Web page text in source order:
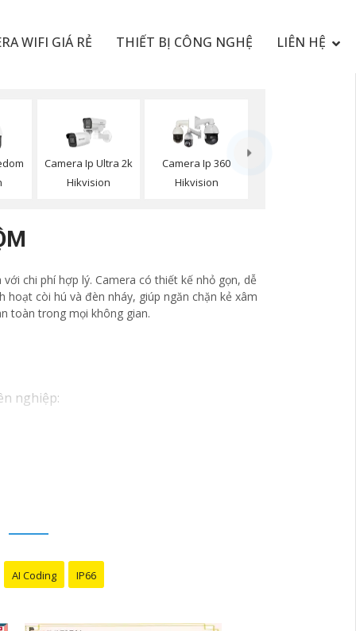
WIFI GIÁ RẺ THIẾT BỊ CÔNG NGHỆ LIÊN HỆ
Camera Ip Ultra 2k
Hikvision
Camera Ip 360
Hikvision
chi phí hợp lý. Camera có thiết kế nhỏ gọn, dễ
còi hú và đèn nháy, giúp ngăn chặn kẻ xâm
toàn trong mọi không gian.
nghiệp:
toàn cho dự án của quý vị.
AI Coding IP66